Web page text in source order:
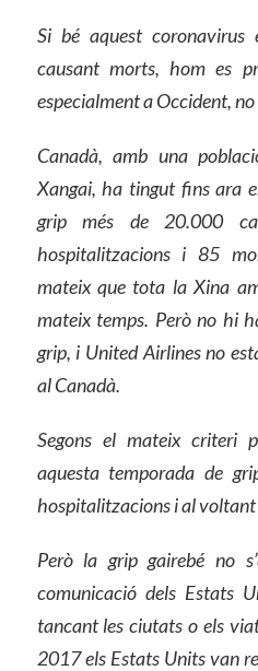
Si bé aquest
causant morts, hom es
especialment a Occident,
Canadà, amb una
Xangai, ha tingut fins ara
grip més de 20.000
hospitalitzacions i 85
mateix que tota la Xina
mateix temps. Però no hi
grip, i United Airlines no
al Canadà.
Segons el mateix criteri
aquesta temporada de
hospitalitzacions i al
Però la grip gairebé no
comunicació dels Estats
tancant les ciutats o els
2017 els Estats Units van